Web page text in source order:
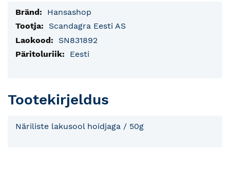
Lisainfo
Hansashop
Scandagra Eesti AS
SN831892
Eesti
Tootekirjeldus
Näriliste lakusool hoidjaga / 50g